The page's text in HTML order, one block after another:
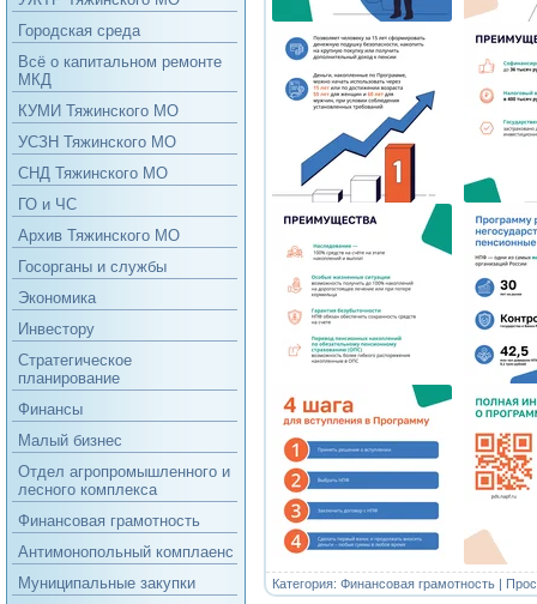
Городская среда
Всё о капитальном ремонте
МКД
КУМИ Тяжинского МО
УСЗН Тяжинского МО
СНД Тяжинского МО
ГО и ЧС
Архив Тяжинского МО
Госорганы и службы
Экономика
Инвестору
Стратегическое
планирование
Финансы
Малый бизнес
Отдел агропромышленного и
лесного комплекса
Финансовая грамотность
Антимонопольный комплаенс
Муниципальные закупки
Категория: Финансовая грамотность |